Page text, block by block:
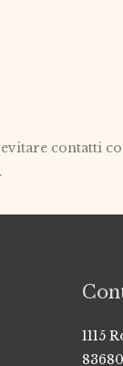
contatti
1115